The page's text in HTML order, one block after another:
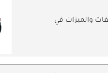
والميزات في